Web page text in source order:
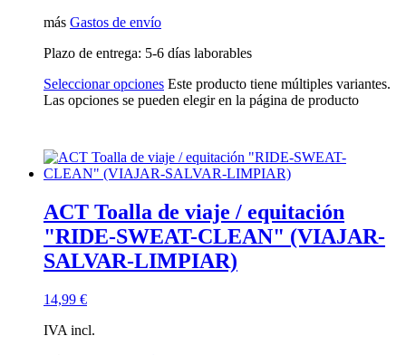
más Gastos de envío
Plazo de entrega: 5-6 días laborables
Seleccionar opciones Este producto tiene múltiples variantes.
Las opciones se pueden elegir en la página de producto
ACT Toalla de viaje / equitación
"RIDE-SWEAT-CLEAN" (VIAJAR-
SALVAR-LIMPIAR)
14,99 €
IVA incl.